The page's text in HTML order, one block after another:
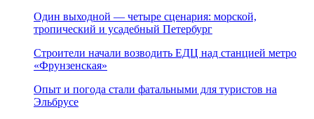
Один выходной — четыре сценария: морской,
тропический и усадебный Петербург
Строители начали возводить ЕДЦ над станцией метро
«Фрунзенская»
Опыт и погода стали фатальными для туристов на
Эльбрусе